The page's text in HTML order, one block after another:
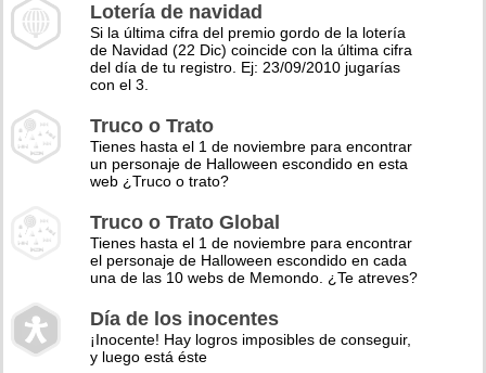
Lotería de navidad
Si la última cifra del premio gordo de la lotería
de Navidad (22 Dic) coincide con la última cifra
del día de tu registro. Ej: 23/09/2010 jugarías
con el 3.
Truco o Trato
Tienes hasta el 1 de noviembre para encontrar
un personaje de Halloween escondido en esta
web ¿Truco o trato?
Truco o Trato Global
Tienes hasta el 1 de noviembre para encontrar
el personaje de Halloween escondido en cada
una de las 10 webs de Memondo. ¿Te atreves?
Día de los inocentes
¡Inocente! Hay logros imposibles de conseguir,
y luego está éste